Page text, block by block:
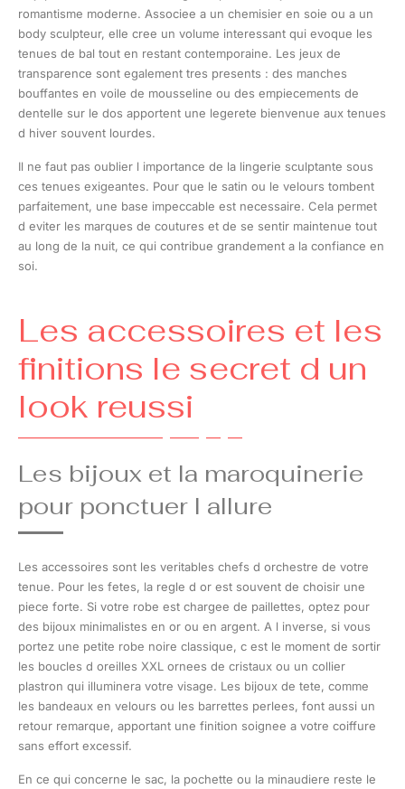
romantisme moderne. Associee a un chemisier en soie ou a un
body sculpteur, elle cree un volume interessant qui evoque les
tenues de bal tout en restant contemporaine. Les jeux de
transparence sont egalement tres presents : des manches
bouffantes en voile de mousseline ou des empiecements de
dentelle sur le dos apportent une legerete bienvenue aux tenues
d hiver souvent lourdes.
Il ne faut pas oublier l importance de la lingerie sculptante sous
ces tenues exigeantes. Pour que le satin ou le velours tombent
parfaitement, une base impeccable est necessaire. Cela permet
d eviter les marques de coutures et de se sentir maintenue tout
au long de la nuit, ce qui contribue grandement a la confiance en
soi.
Les accessoires et les
finitions le secret d un
look reussi
Les bijoux et la maroquinerie
pour ponctuer l allure
Les accessoires sont les veritables chefs d orchestre de votre
tenue. Pour les fetes, la regle d or est souvent de choisir une
piece forte. Si votre robe est chargee de paillettes, optez pour
des bijoux minimalistes en or ou en argent. A l inverse, si vous
portez une petite robe noire classique, c est le moment de sortir
les boucles d oreilles XXL ornees de cristaux ou un collier
plastron qui illuminera votre visage. Les bijoux de tete, comme
les bandeaux en velours ou les barrettes perlees, font aussi un
retour remarque, apportant une finition soignee a votre coiffure
sans effort excessif.
En ce qui concerne le sac, la pochette ou la minaudiere reste le